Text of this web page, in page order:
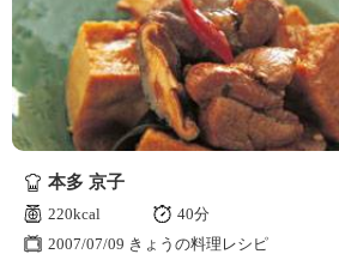
本多 京子
220kcal
40分
2007/07/09 きょうの料理レシピ